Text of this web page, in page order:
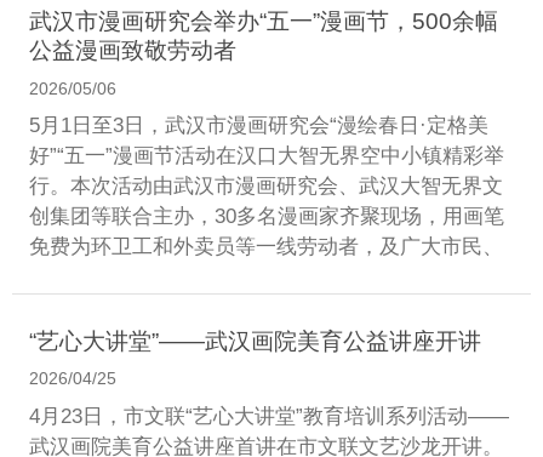
武汉市漫画研究会举办“五一”漫画节，500余幅
公益漫画致敬劳动者
2026/05/06
5月1日至3日，武汉市漫画研究会“漫绘春日·定格美
好”“五一”漫画节活动在汉口大智无界空中小镇精彩举
行。本次活动由武汉市漫画研究会、武汉大智无界文
创集团等联合主办，30多名漫画家齐聚现场，用画笔
免费为环卫工和外卖员等一线劳动者，及广大市民、
“艺心大讲堂”——武汉画院美育公益讲座开讲
2026/04/25
4月23日，市文联“艺心大讲堂”教育培训系列活动——
武汉画院美育公益讲座首讲在市文联文艺沙龙开讲。